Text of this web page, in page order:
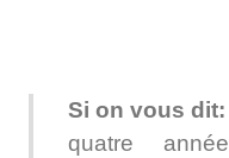
Si on vous dit:
quatre